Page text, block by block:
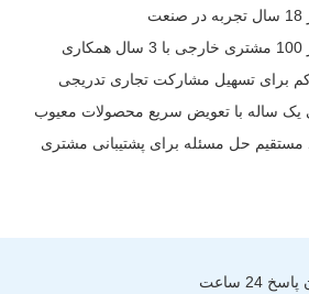
برای تسهیل مشارکت تجاری تدریجی
یک ساله با تعویض سریع محصولات معیوب
مستقیم حل مسئله برای پشتیبانی مشتری
24 ساعت